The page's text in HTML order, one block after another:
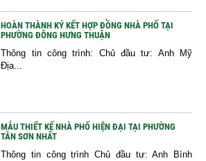
HOÀN THÀNH KÝ KẾT HỢP ĐỒNG NHÀ PHỐ TẠI
PHƯỜNG ĐÔNG HƯNG THUẬN
Thông tin công trình: Chủ đầu tư: Anh Mỹ
Địa...
MẪU THIẾT KẾ NHÀ PHỐ HIỆN ĐẠI TẠI PHƯỜNG
TÂN SƠN NHẤT
Thông tin công trình Chủ đầu tư: Anh Bình